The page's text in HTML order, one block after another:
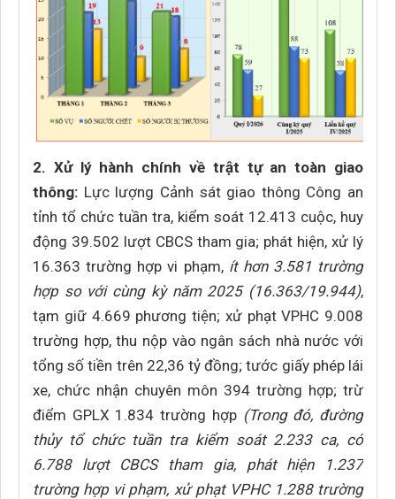
2. Xử lý hành chính về trật tự an toàn giao
thông: Lực lượng Cảnh sát giao thông Công an
tỉnh tổ chức tuần tra, kiểm soát 12.413 cuộc, huy
động 39.502 lượt CBCS tham gia; phát hiện, xử lý
16.363 trường hợp vi phạm, ít hơn 3.581 trường
hợp so với cùng kỳ năm 2025 (16.363/19.944),
tạm giữ 4.669 phương tiện; xử phạt VPHC 9.008
trường hợp, thu nộp vào ngân sách nhà nước với
tổng số tiền trên 22,36 tỷ đồng; tước giấy phép lái
xe, chức nhận chuyên môn 394 trường hợp; trừ
điểm GPLX 1.834 trường hợp (Trong đó, đường
thủy tổ chức tuần tra kiểm soát 2.233 ca, có
6.788 lượt CBCS tham gia, phát hiện 1.237
trường hợp vi phạm, xử phạt VPHC 1.288 trường